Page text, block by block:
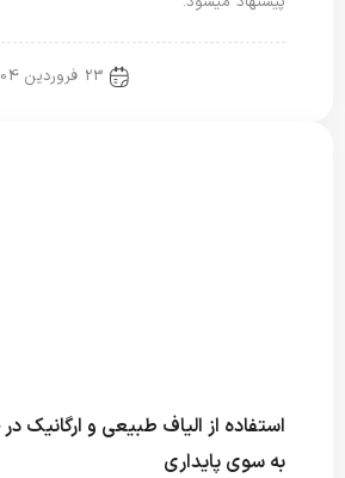
23 فروردین 1404
استفاده از الیاف طبیعی و ارگانیک
به سوی پایداری